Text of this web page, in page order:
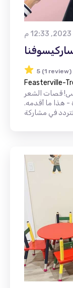
5 (1 review)
Feasterville-
قصات الشعر
- هذا ما أقدمه.